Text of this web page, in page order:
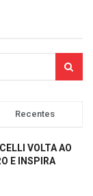
Recentes
VOLTA AO
E INSPIRA